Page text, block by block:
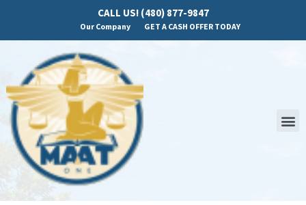
CALL US! (480) 877-9847
Our Company GET A CASH OFFER TODAY